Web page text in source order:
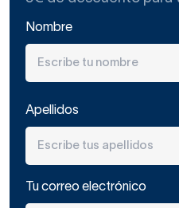
Nombre
Apellidos
Tu correo electrónico